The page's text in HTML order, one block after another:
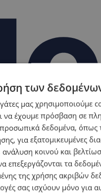
των
μας χρησιμοποιούμε
να έχουμε πρόσβαση σε
δεδομένα, όπως
για εξατομικευμένες
ανάλυση κοινού και
επεξεργάζονται τα
της χρήσης ακριβών
σας ισχύουν μόνο για